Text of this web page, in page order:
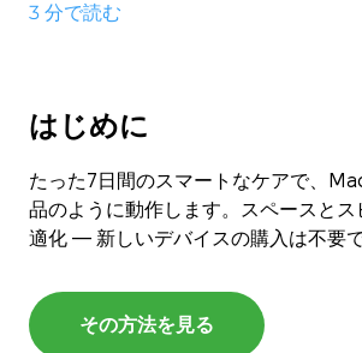
3 分で読む
はじめに
たった7日間のスマートなケアで、
品のように動作します。スペースとス
適化 — 新しいデバイスの購入は不要で
その方法を見る